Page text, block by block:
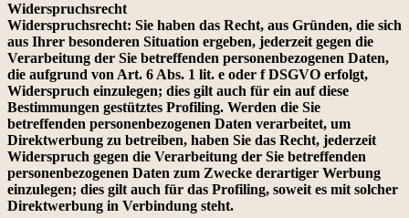
Widerspruchsrecht
Widerspruchsrecht: Sie haben das Recht, aus Gründen, die sich
aus Ihrer besonderen Situation ergeben, jederzeit gegen die
Verarbeitung der Sie betreffenden personenbezogenen Daten,
die aufgrund von Art. 6 Abs. 1 lit. e oder f DSGVO erfolgt,
Widerspruch einzulegen; dies gilt auch für ein auf diese
Bestimmungen gestütztes Profiling. Werden die Sie
betreffenden personenbezogenen Daten verarbeitet, um
Direktwerbung zu betreiben, haben Sie das Recht, jederzeit
Widerspruch gegen die Verarbeitung der Sie betreffenden
personenbezogenen Daten zum Zwecke derartiger Werbung
einzulegen; dies gilt auch für das Profiling, soweit es mit solcher
Direktwerbung in Verbindung steht.